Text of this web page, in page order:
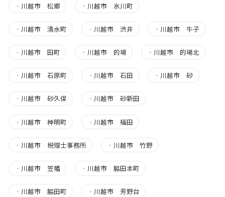
・ 川越市 松郷 ・ 川越市 氷川町
・ 川越市 清水町 ・ 川越市 渋井 ・ 川越市 牛子
・ 川越市 田町 ・ 川越市 的場 ・ 川越市 的場北
・ 川越市 石原町 ・ 川越市 石田 ・ 川越市 砂
・ 川越市 砂久保 ・ 川越市 砂新田
・ 川越市 神明町 ・ 川越市 福田
・ 川越市 税理士事務所 ・ 川越市 竹野
・ 川越市 笠幡 ・ 川越市 脇田本町
・ 川越市 脇田町 ・ 川越市 芳野台